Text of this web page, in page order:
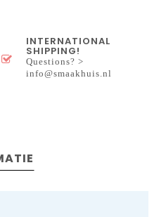
INTERNATIONAL
SHIPPING!
Questions? >
info@smaakhuis.nl